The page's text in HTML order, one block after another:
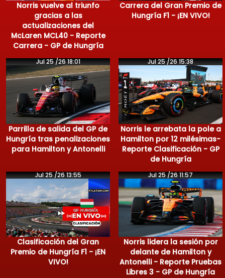
Norris vuelve al triunfo
gracias a las
actualizaciones del
McLaren MCL40 - Reporte
Carrera - GP de Hungría
Carrera del Gran Premio de
Hungría F1 - ¡EN VIVO!
Jul 25 /26 18:01
Parrilla de salida del GP de
Hungría tras penalizaciones
para Hamilton y Antonelli
Jul 25 /26 15:38
Norris le arrebata la pole a
Hamilton por 12 milésimas-
Reporte Clasificación - GP
de Hungría
Jul 25 /26 13:55
Clasificación del Gran
Premio de Hungría F1 - ¡EN
VIVO!
Jul 25 /26 11:57
Norris lidera la sesión por
delante de Hamilton y
Antonelli - Reporte Pruebas
Libres 3 - GP de Hungría